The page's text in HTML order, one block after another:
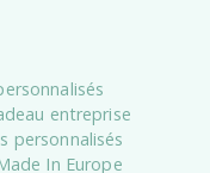
entreprise
personnalisés
In Europe